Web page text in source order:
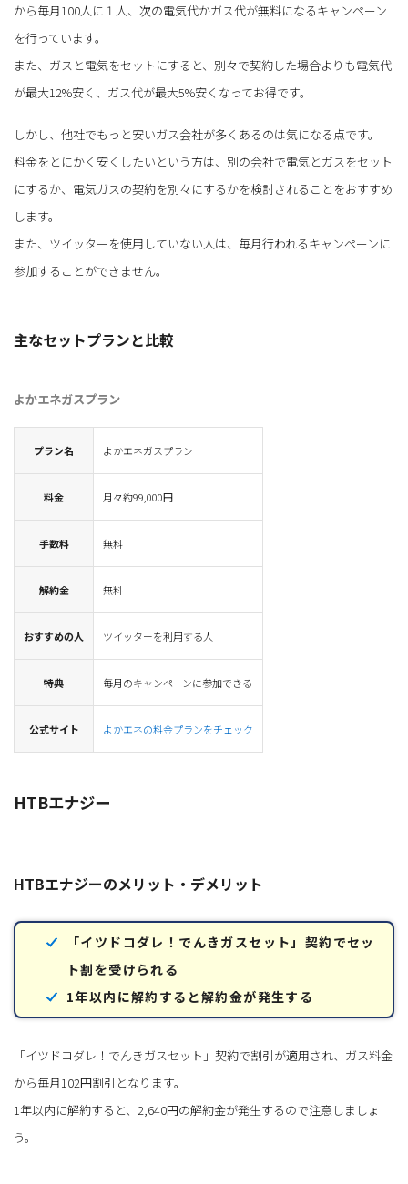
から毎月100人に１人、次の電気代かガス代が無料になるキャンペーン
を行っています。
また、ガスと電気をセットにすると、別々で契約した場合よりも電気代
が最大12%安く、ガス代が最大5%安くなってお得です。
しかし、他社でもっと安いガス会社が多くあるのは気になる点です。
料金をとにかく安くしたいという方は、別の会社で電気とガスをセット
にするか、電気ガスの契約を別々にするかを検討されることをおすすめ
します。
また、ツイッターを使用していない人は、毎月行われるキャンペーンに
参加することができません。
主なセットプランと比較
よかエネガスプラン
プラン名 よかエネガスプラン
料金 月々約99,000円
手数料 無料
解約金 無料
おすすめの人 ツイッターを利用する人
特典 毎月のキャンペーンに参加できる
公式サイト よかエネの料金プランをチェック
HTBエナジー
HTBエナジーのメリット・デメリット
「イツドコダレ！でんきガスセット」契約でセッ
ト割を受けられる
1年以内に解約すると解約金が発生する
「イツドコダレ！でんきガスセット」契約で割引が適用され、ガス料金
から毎月102円割引となります。
1年以内に解約すると、2,640円の解約金が発生するので注意しましょ
う。